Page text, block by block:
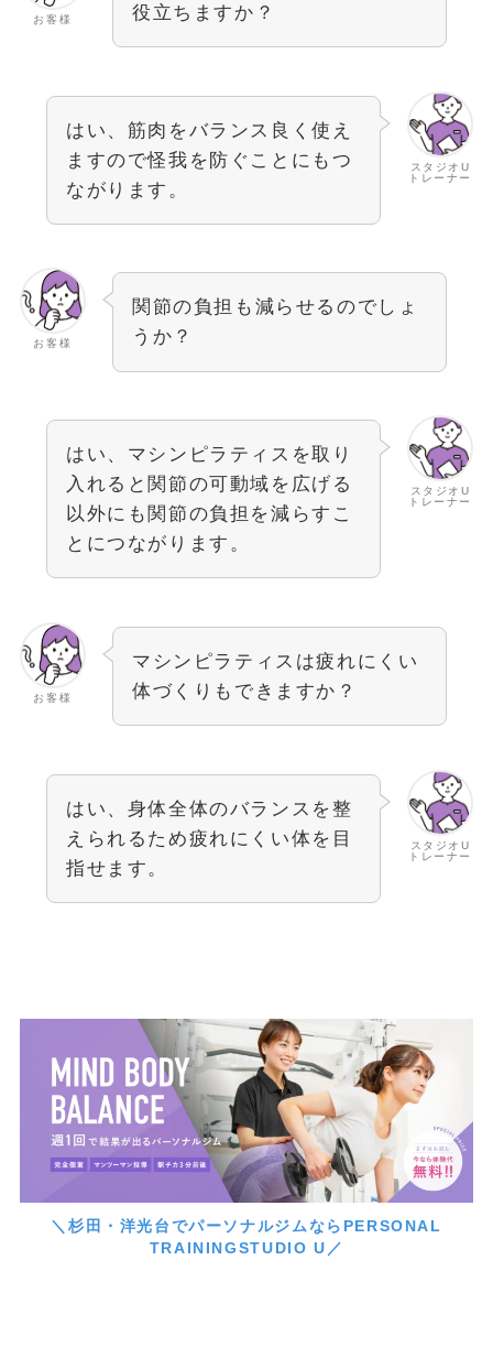
お客様
役立ちますか？
スタジオU
トレーナー
はい、筋肉をバランス良く使え
ますので怪我を防ぐことにもつ
ながります。
お客様
関節の負担も減らせるのでしょ
うか？
スタジオU
トレーナー
はい、マシンピラティスを取り
入れると関節の可動域を広げる
以外にも関節の負担を減らすこ
とにつながります。
お客様
マシンピラティスは疲れにくい
体づくりもできますか？
スタジオU
トレーナー
はい、身体全体のバランスを整
えられるため疲れにくい体を目
指せます。
＼杉田・洋光台でパーソナルジムならPERSONAL
TRAININGSTUDIO U／